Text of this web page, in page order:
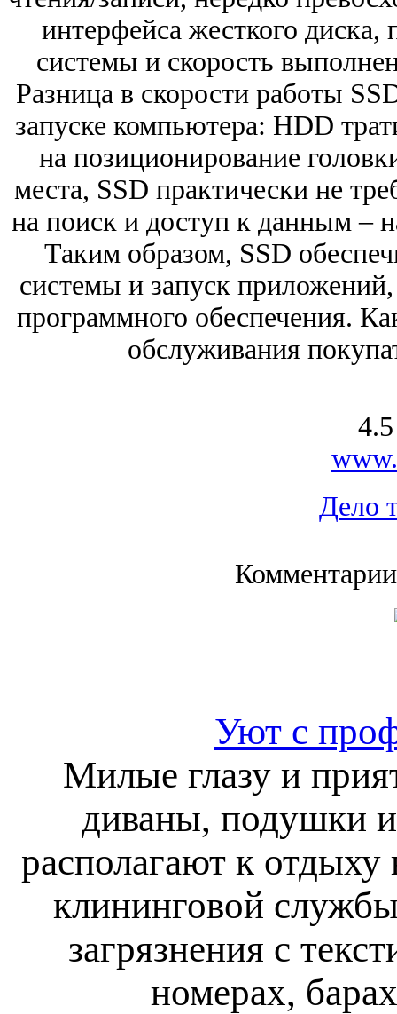
интерфейса жесткого
системы и скорость
Разница в скорости работы
запуске компьютера: HDD
на позиционирование
места, SSD практически не
на поиск и доступ к данным –
Таким образом, SSD
системы и запуск
программного обеспечения.
обслуживания
Дело
Уют с
Милые глазу и
диваны, подушки
располагают к
клининговой
загрязнения с
номерах,